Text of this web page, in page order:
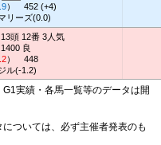
）
452 (+4)
リーズ(0.0)
頭 12番 3人気
良
）
448
ル(-1.2)
実績・各馬一覧等のデータは開
ついては、必ず主催者発表のも